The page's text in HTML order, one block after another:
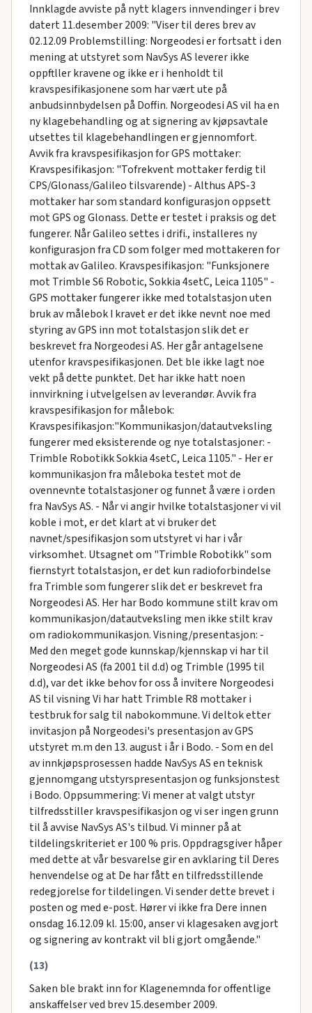
Innklagde avviste på nytt klagers innvendinger i brev
datert 11.desember 2009: "Viser til deres brev av
02.12.09 Problemstilling: Norgeodesi er fortsatt i den
mening at utstyret som NavSys AS leverer ikke
oppftller kravene og ikke er i henholdt til
kravspesifikasjonene som har vært ute på
anbudsinnbydelsen på Doffin. Norgeodesi AS vil ha en
ny klagebehandling og at signering av kjøpsavtale
utsettes til klagebehandlingen er gjennomfort.
Avvik fra kravspesifikasjon for GPS mottaker:
Kravspesifikasjon: "Tofrekvent mottaker ferdig til
CPS/Glonass/Galileo tilsvarende) - Althus APS-3
mottaker har som standard konfigurasjon oppsett
mot GPS og Glonass. Dette er testet i praksis og det
fungerer. Når Galileo settes i drifi., installeres ny
konfigurasjon fra CD som folger med mottakeren for
mottak av Galileo. Kravspesifikasjon: "Funksjonere
mot Trimble S6 Robotic, Sokkia 4setC, Leica 1105" -
GPS mottaker fungerer ikke med totalstasjon uten
bruk av målebok I kravet er det ikke nevnt noe med
styring av GPS inn mot totalstasjon slik det er
beskrevet fra Norgeodesi AS. Her går antagelsene
utenfor kravspesifikasjonen. Det ble ikke lagt noe
vekt på dette punktet. Det har ikke hatt noen
innvirkning i utvelgelsen av leverandør. Avvik fra
kravspesifikasjon for målebok:
Kravspesifikasjon:"Kommunikasjon/datautveksling
fungerer med eksisterende og nye totalstasjoner: -
Trimble Robotikk Sokkia 4setC, Leica 1105." - Her er
kommunikasjon fra måleboka testet mot de
ovennevnte totalstasjoner og funnet å være i orden
fra NavSys AS. - Når vi angir hvilke totalstasjoner vi vil
koble i mot, er det klart at vi bruker det
navnet/spesifikasjon som utstyret vi har i vår
virksomhet. Utsagnet om "Trimble Robotikk" som
fiernstyrt totalstasjon, er det kun radioforbindelse
fra Trimble som fungerer slik det er beskrevet fra
Norgeodesi AS. Her har Bodo kommune stilt krav om
kommunikasjon/datautveksling men ikke stilt krav
om radiokommunikasjon. Visning/presentasjon: -
Med den meget gode kunnskap/kjennskap vi har til
Norgeodesi AS (fa 2001 til d.d) og Trimble (1995 til
d.d), var det ikke behov for oss å invitere Norgeodesi
AS til visning Vi har hatt Trimble R8 mottaker i
testbruk for salg til nabokommune. Vi deltok etter
invitasjon på Norgeodesi's presentasjon av GPS
utstyret m.m den 13. august i år i Bodo. - Som en del
av innkjøpsprosessen hadde NavSys AS en teknisk
gjennomgang utstyrspresentasjon og funksjonstest
i Bodo. Oppsummering: Vi mener at valgt utstyr
tilfredsstiller kravspesifikasjon og vi ser ingen grunn
til å avvise NavSys AS's tilbud. Vi minner på at
tildelingskriteriet er 100 % pris. Oppdragsgiver håper
med dette at vår besvarelse gir en avklaring til Deres
henvendelse og at De har fått en tilfredsstillende
redegjorelse for tildelingen. Vi sender dette brevet i
posten og med e-post. Hører vi ikke fra Dere innen
onsdag 16.12.09 kl. 15:00, anser vi klagesaken avgjort
og signering av kontrakt vil bli gjort omgående."
(13)
Saken ble brakt inn for Klagenemnda for offentlige
anskaffelser ved brev 15.desember 2009.